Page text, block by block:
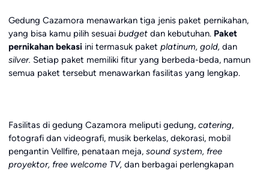
Gedung Cazamora menawarkan tiga jenis paket pernikahan,
yang bisa kamu pilih sesuai budget dan kebutuhan. Paket
pernikahan bekasi ini termasuk paket platinum, gold,dan
silver. Setiap paket memiliki fitur yang berbeda-beda, namun
semua paket tersebut menawarkan fasilitas yang lengkap.
Fasilitas di gedung Cazamora meliputi gedung,catering,
fotografi dan videografi, musik berkelas, dekorasi, mobil
pengantin Vellfire, penataan meja, sound system, free
proyektor, free welcome TV,dan berbagai perlengkapan